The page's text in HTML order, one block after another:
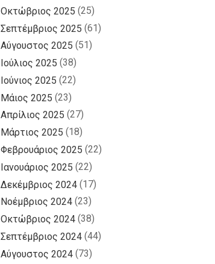
Οκτώβριος 2025 (25)
Σεπτέμβριος 2025 (61)
Αύγουστος 2025 (51)
Ιούλιος 2025 (38)
Ιούνιος 2025 (22)
Μάιος 2025 (23)
Απρίλιος 2025 (27)
Μάρτιος 2025 (18)
Φεβρουάριος 2025 (22)
Ιανουάριος 2025 (22)
Δεκέμβριος 2024(17)
Νοέμβριος 2024(23)
Οκτώβριος 2024(38)
Σεπτέμβριος 2024(44)
Αύγουστος 2024(73)